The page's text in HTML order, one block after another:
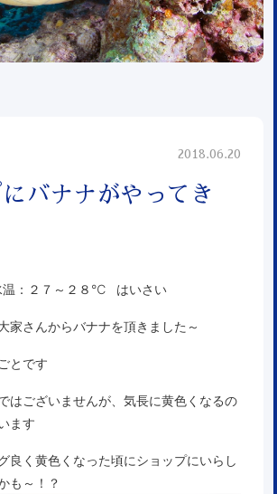
2018.06.20
バナナがやってき
：２７～２８℃ はいさい
家さんからバナナを頂きました～
とです
はございませんが、気長に黄色くなるの
ます
良く黄色くなった頃にショップにいらし
も～！？